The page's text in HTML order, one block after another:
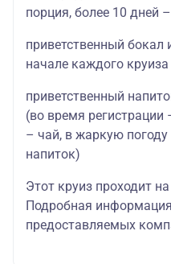
порция, более 10 дней
приветственный бокал
начале каждого круиза
приветственный
(во время
– чай, в жаркую
напиток)
Этот круиз проходит
Подробная
предоставляемых